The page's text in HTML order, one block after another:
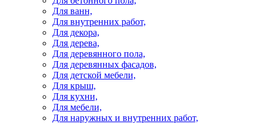
Для ванн,
Для внутренних работ,
Для декора,
Для дерева,
Для деревянного пола,
Для деревянных фасадов,
Для детской мебели,
Для крыш,
Для кухни,
Для мебели,
Для наружных и внутренних работ,